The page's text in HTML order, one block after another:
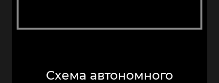
Схема автономного